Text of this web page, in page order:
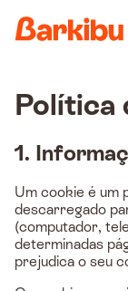
Política
1.
Um cookie é um
descarregado
(computador,
determinadas
prejudica o seu